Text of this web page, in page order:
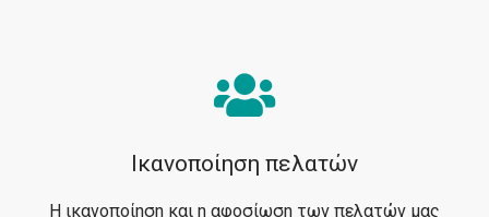
Ικανοποίηση πελατών
Η ικανοποίηση και η αφοσίωση των πελατών μας